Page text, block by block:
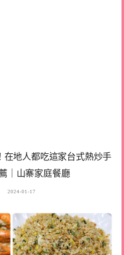
在地人都吃這家台式熱炒手
｜山寨家庭餐廳
2024-01-17